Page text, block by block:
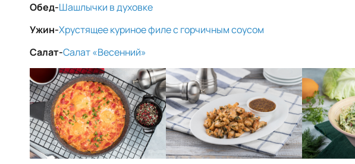
Обед-Шашлычки в духовке
Ужин-Хрустящее куриное филе с горчичным соусом
Салат-Салат «Весенний»